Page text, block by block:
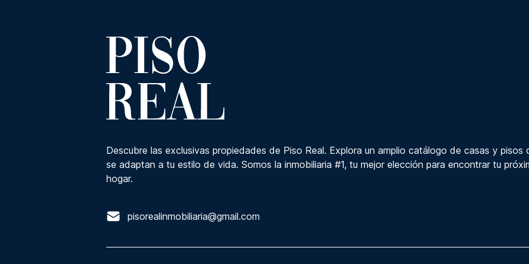
Descubre las exclusivas propiedades de Piso Real. Explora un amplio catálogo de casas y pisos
se adaptan a tu estilo de vida. Somos la inmobiliaria #1, tu mejor elección para encontrar tu
hogar.
pisorealinmobiliaria@gmail.com